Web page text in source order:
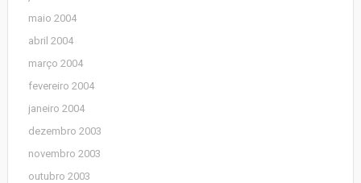
maio 2004
abril 2004
março 2004
fevereiro 2004
janeiro 2004
dezembro 2003
novembro 2003
outubro 2003